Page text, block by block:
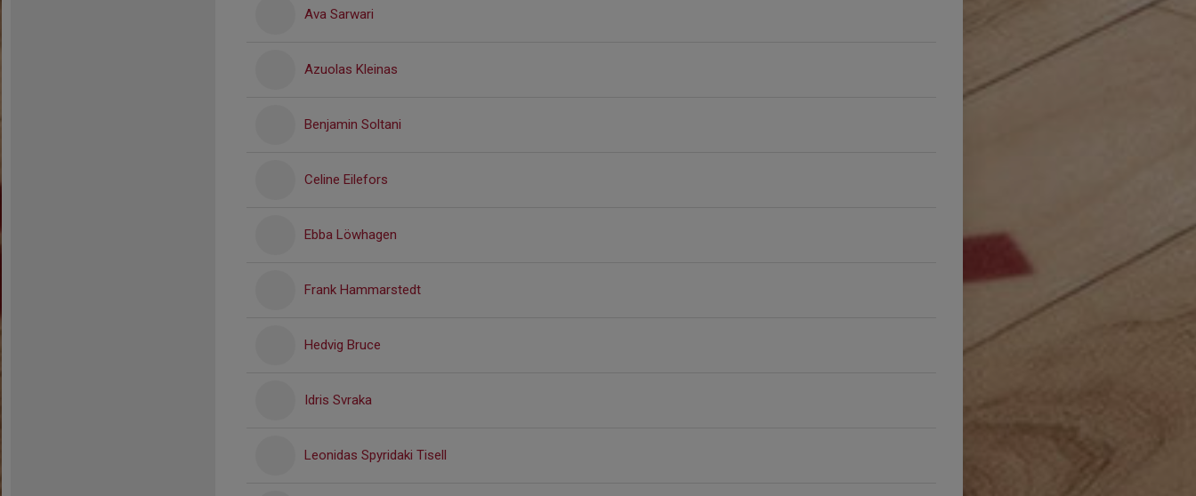
Ava Sarwari
Azuolas Kleinas
Benjamin Soltani
Celine Eilefors
Ebba Löwhagen
Frank Hammarstedt
Hedvig Bruce
Idris Svraka
Leonidas Spyridaki Tisell